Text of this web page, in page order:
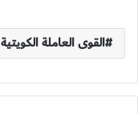
القوى العاملة الكويتية